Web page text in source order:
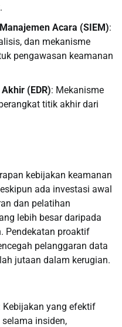
Acara (SIEM):
dan mekanisme
pengawasan keamanan
(EDR): Mekanisme
titik akhir dari
kebijakan keamanan
ada investasi awal
dan pelatihan
lebih besar daripada
Pendekatan proaktif
pelanggaran data
jutaan dalam kerugian.
Kebijakan yang efektif
insiden,